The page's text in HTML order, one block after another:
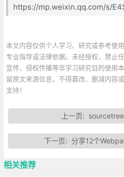
https://mp.weixin.qq.com/s/
本文内容仅供个人学习、研究或参考使
专业指导或法律依据。未经授权，禁止
宣传、侵权传播等非学习研究目的使用
留原文来源信息，不得篡改、删减内容
支持！
上一页:
下一页: 分享12个
相关推荐